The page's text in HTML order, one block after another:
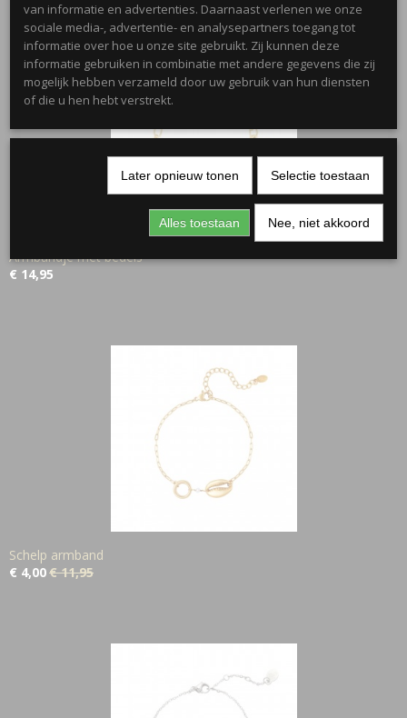
Ook interessant
Armbandje met bedels
€ 14,95
Schelp armband
€ 4,00€ 11,95
van informatie en advertenties. Daarnaast verlenen we onze
sociale media-, advertentie- en analysepartners toegang tot
informatie over hoe u onze site gebruikt. Zij kunnen deze
informatie gebruiken in combinatie met andere gegevens die zij
mogelijk hebben verzameld door uw gebruik van hun diensten
of die u hen hebt verstrekt.
Later opnieuw tonen Selectie toestaan
Alles toestaan Nee, niet akkoord